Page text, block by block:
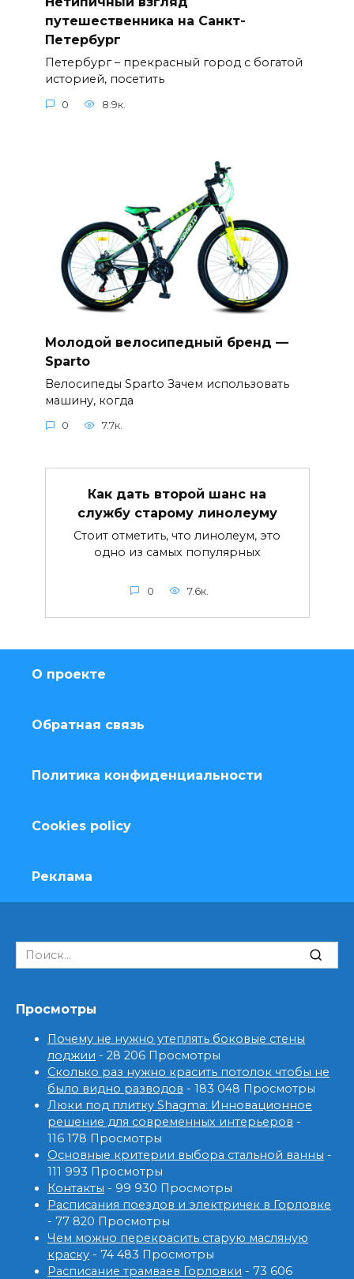
путешественника на Санкт-
Петербург
Петербург – прекрасный город с богатой
историей, посетить
0 8.9к.
Молодой велосипедный бренд —
Sparto
Велосипеды Sparto Зачем использовать
машину, когда
0 7.7к.
Как дать второй шанс на
службу старому линолеуму
Стоит отметить, что линолеум, это
одно из самых популярных
0 7.6к.
О проекте
Обратная связь
Политика конфиденциальности
Cookies policy
Реклама
Search
for:
Просмотры
Почему не нужно утеплять боковые стены
лоджии - 28 206 Просмотры
Сколько раз нужно красить потолок чтобы не
было видно разводов - 183 048 Просмотры
Люки под плитку Shagma: Инновационное
решение для современных интерьеров -
116 178 Просмотры
Основные критерии выбора стальной ванны -
111 993 Просмотры
Контакты - 99 930 Просмотры
Расписания поездов и электричек в Горловке
- 77 820 Просмотры
Чем можно перекрасить старую масляную
краску - 74 483 Просмотры
Расписание трамваев Горловки - 73 606